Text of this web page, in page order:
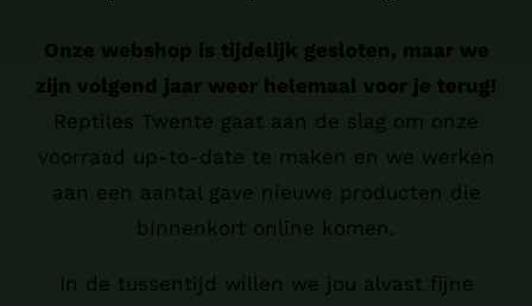
Onze webshop is tijdelijk gesloten, maar we
zijn volgend jaar weer helemaal voor je terug!
Reptiles Twente gaat aan de slag om onze
voorraad up-to-date te maken en we werken
aan een aantal gave nieuwe producten die
binnenkort online komen.
In de tussentijd willen we jou alvast fijne